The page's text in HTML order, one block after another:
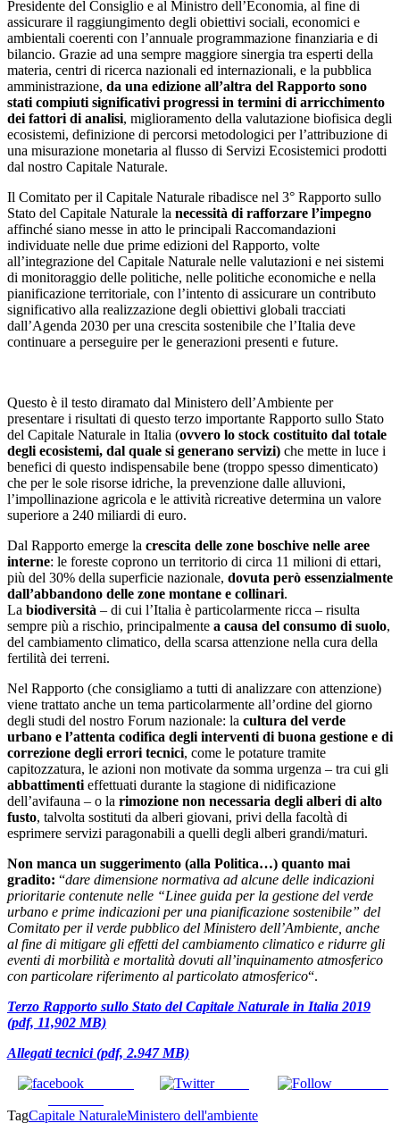
Presidente del Consiglio e al Ministro dell’Economia, al fine di
assicurare il raggiungimento degli obiettivi sociali, economici e
ambientali coerenti con l’annuale programmazione finanziaria e di
bilancio. Grazie ad una sempre maggiore sinergia tra esperti della
materia, centri di ricerca nazionali ed internazionali, e la pubblica
amministrazione, da una edizione all’altra del Rapporto sono
stati compiuti significativi progressi in termini di arricchimento
dei fattori di analisi, miglioramento della valutazione biofisica degli
ecosistemi, definizione di percorsi metodologici per l’attribuzione di
una misurazione monetaria al flusso di Servizi Ecosistemici prodotti
dal nostro Capitale Naturale.
Il Comitato per il Capitale Naturale ribadisce nel 3° Rapporto sullo
Stato del Capitale Naturale la necessità di rafforzare l’impegno
affinché siano messe in atto le principali Raccomandazioni
individuate nelle due prime edizioni del Rapporto, volte
all’integrazione del Capitale Naturale nelle valutazioni e nei sistemi
di monitoraggio delle politiche, nelle politiche economiche e nella
pianificazione territoriale, con l’intento di assicurare un contributo
significativo alla realizzazione degli obiettivi globali tracciati
dall’Agenda 2030 per una crescita sostenibile che l’Italia deve
continuare a perseguire per le generazioni presenti e future.
Questo è il testo diramato dal Ministero dell’Ambiente per
presentare i risultati di questo terzo importante Rapporto sullo Stato
del Capitale Naturale in Italia (ovvero lo stock costituito dal totale
degli ecosistemi, dal quale si generano servizi) che mette in luce i
benefici di questo indispensabile bene (troppo spesso dimenticato)
che per le sole risorse idriche, la prevenzione dalle alluvioni,
l’impollinazione agricola e le attività ricreative determina un valore
superiore a 240 miliardi di euro.
Dal Rapporto emerge la crescita delle zone boschive nelle aree
interne: le foreste coprono un territorio di circa 11 milioni di ettari,
più del 30% della superficie nazionale, dovuta però essenzialmente
dall’abbandono delle zone montane e collinari.
La biodiversità – di cui l’Italia è particolarmente ricca – risulta
sempre più a rischio, principalmente a causa del consumo di suolo,
del cambiamento climatico, della scarsa attenzione nella cura della
fertilità dei terreni.
Nel Rapporto (che consigliamo a tutti di analizzare con attenzione)
viene trattato anche un tema particolarmente all’ordine del giorno
degli studi del nostro Forum nazionale: la cultura del verde
urbano e l’attenta codifica degli interventi di buona gestione e di
correzione degli errori tecnici, come le potature tramite
capitozzatura, le azioni non motivate da somma urgenza – tra cui gli
abbattimenti effettuati durante la stagione di nidificazione
dell’avifauna – o la rimozione non necessaria degli alberi di alto
fusto, talvolta sostituti da alberi giovani, privi della facoltà di
esprimere servizi paragonabili a quelli degli alberi grandi/maturi.
Non manca un suggerimento (alla Politica…) quanto mai
gradito: “dare dimensione normativa ad alcune delle indicazioni
prioritarie contenute nelle “Linee guida per la gestione del verde
urbano e prime indicazioni per una pianificazione sostenibile” del
Comitato per il verde pubblico del Ministero dell’Ambiente, anche
al fine di mitigare gli effetti del cambiamento climatico e ridurre gli
eventi di morbilità e mortalità dovuti all’inquinamento atmosferico
con particolare riferimento al particolato atmosferico“.
Terzo Rapporto sullo Stato del Capitale Naturale in Italia 2019
(pdf, 11,902 MB)
Allegati tecnici (pdf, 2.947 MB)
Tweet
TagCapitale NaturaleMinistero dell'ambiente